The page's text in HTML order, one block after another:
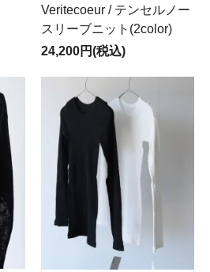
Veritecoeur / テンセルノー
スリーブニット(2color)
24,200円(税込)